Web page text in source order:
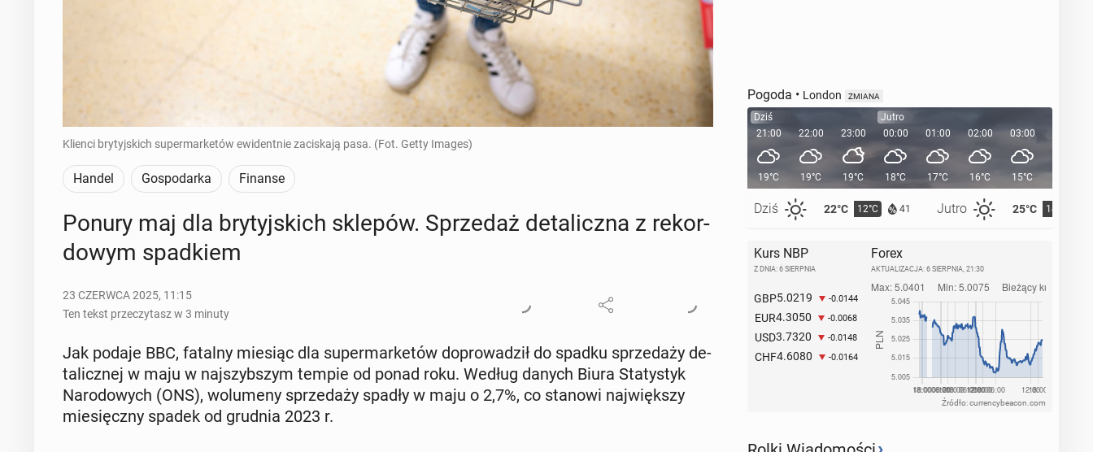
Klienci brytyjskich supermarketów ewidentnie zaciskają pasa. (Fot. Getty Images)
Handel Gospodarka Finanse
Ponury maj dla bry­tyj­skich sklepów. Sprze­daż de­ta­licz­na z re­kor­
do­wym spad­kiem
23 CZERWCA 2025, 11:15
Ten tekst przeczytasz w 3 minuty
Jak podaje BBC, fatalny miesiąc dla su­per­mar­ke­tów do­pro­wa­dził do spadku sprze­da­ży de­
ta­licz­nej w maju w naj­szyb­szym tempie od ponad roku. Według danych Biura Sta­ty­styk
Na­ro­do­wych (ONS), wo­lu­me­ny sprze­da­ży spadły w maju o 2,7%, co stanowi naj­więk­szy
mie­sięcz­ny spadek od grudnia 2023 r.
Pogoda • London ZMIANA
Dziś
21:00
19°C
Dziś 22°C 12°C 41 Jutro 25°C 14°C
22:00
19°C
23:00
19°C
Jutro
00:00
18°C
01:00
17°C
02:00
16°C
03:00
15°C
Kurs NBP
Z DNIA: 6 SIERPNIA
GBP5.0219 -0.0144
EUR4.3050 -0.0068
USD3.7320 -0.0148
CHF4.6080 -0.0164
Forex
AKTUALIZACJA: 6 SIERPNIA, 21:30
Źródło: currencybeacon.com